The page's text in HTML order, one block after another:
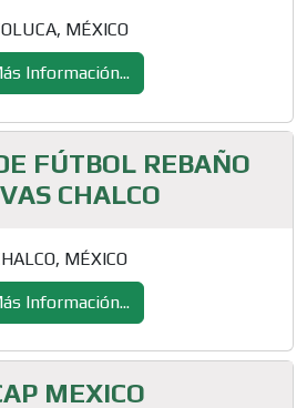
MÉXICO
Información...
FÚTBOL REBAÑO
CHALCO
MÉXICO
Información...
MEXICO